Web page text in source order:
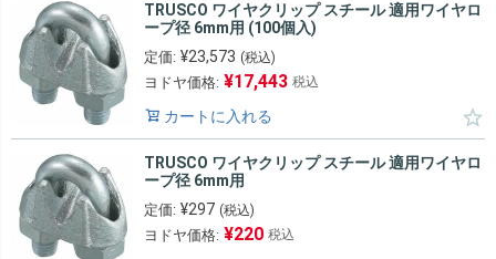
TRUSCO ワイヤクリップ スチール 適用ワイヤロ
ープ径 6mm用 (100個入)
定価: ¥23,573 (税込)
ヨドヤ価格: ¥17,443 税込
カートに入れる
TRUSCO ワイヤクリップ スチール 適用ワイヤロ
ープ径 6mm用
定価: ¥297 (税込)
ヨドヤ価格: ¥220 税込